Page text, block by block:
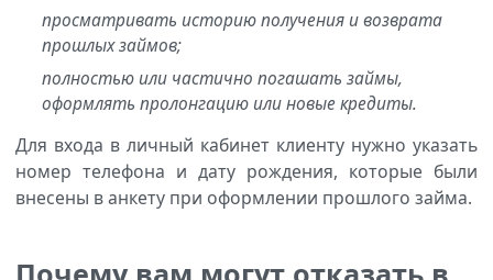
просматривать историю получения и возврата
прошлых займов;
полностью или частично погашать займы,
оформлять пролонгацию или новые кредиты.
Для входа в личный кабинет клиенту нужно указать
номер телефона и дату рождения, которые были
внесены в анкету при оформлении прошлого займа.